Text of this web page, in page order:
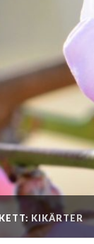
KIKÄRTER